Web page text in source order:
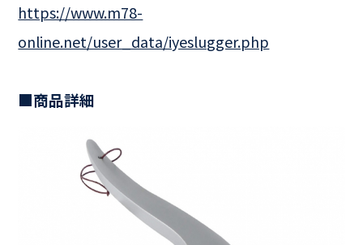
https://www.m78-
online.net/user_data/iyeslugger.php
■商品詳細